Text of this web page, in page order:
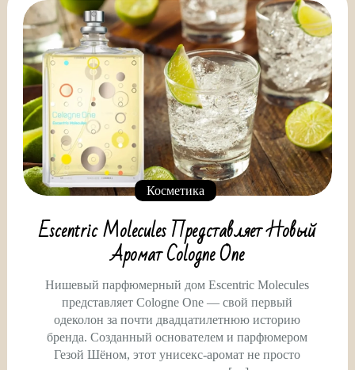
Косметика
Escentric Molecules Представляет Новый
Аромат Cologne One
Нишевый парфюмерный дом Escentric Molecules
представляет Cologne One — свой первый
одеколон за почти двадцатилетнюю историю
бренда. Созданный основателем и парфюмером
Гезой Шёном, этот унисекс-аромат не просто